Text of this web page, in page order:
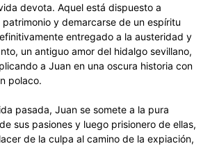
devota. Aquel está dispuesto a
y demarcarse de un espíritu
entregado a la austeridad y
un antiguo amor del hidalgo sevillano,
a Juan en una oscura historia con
polaco.
pasada, Juan se somete a la pura
sus pasiones y luego prisionero de ellas,
de la culpa al camino de la expiación,